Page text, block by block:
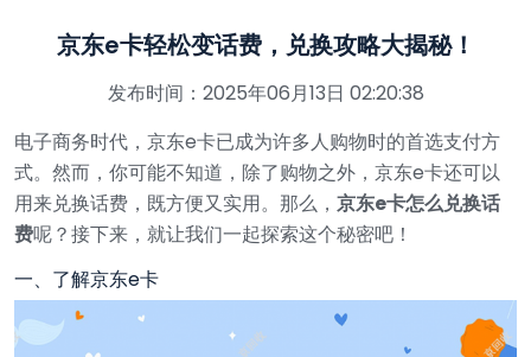
京东e卡轻松变话费，兑换攻略大揭秘！
发布时间：2025年06月13日 02:20:38
电子商务时代，京东e卡已成为许多人购物时的首选支付方
式。然而，你可能不知道，除了购物之外，京东e卡还可以
用来兑换话费，既方便又实用。那么， 京东e卡怎么兑换话
费呢？接下来，就让我们一起探索这个秘密吧！
一、了解京东e卡